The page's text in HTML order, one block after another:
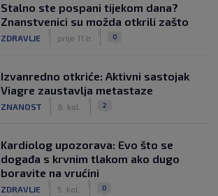
Stalno ste pospani tijekom dana?
Znanstvenici su možda otkrili zašto
ZDRAVLJE prije 11 h 0
Izvanredno otkriće: Aktivni sastojak
Viagre zaustavlja metastaze
ZNANOST 6. kol. 2
Kardiolog upozorava: Evo što se
događa s krvnim tlakom ako dugo
boravite na vrućini
ZDRAVLJE 5. kol. 0